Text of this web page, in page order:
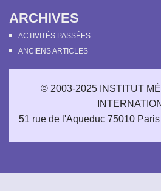
ARCHIVES
ACTIVITÉS PASSÉES
ANCIENS ARTICLES
© 2003-2025 INSTITUT
51 rue de l'Aqueduc 75010